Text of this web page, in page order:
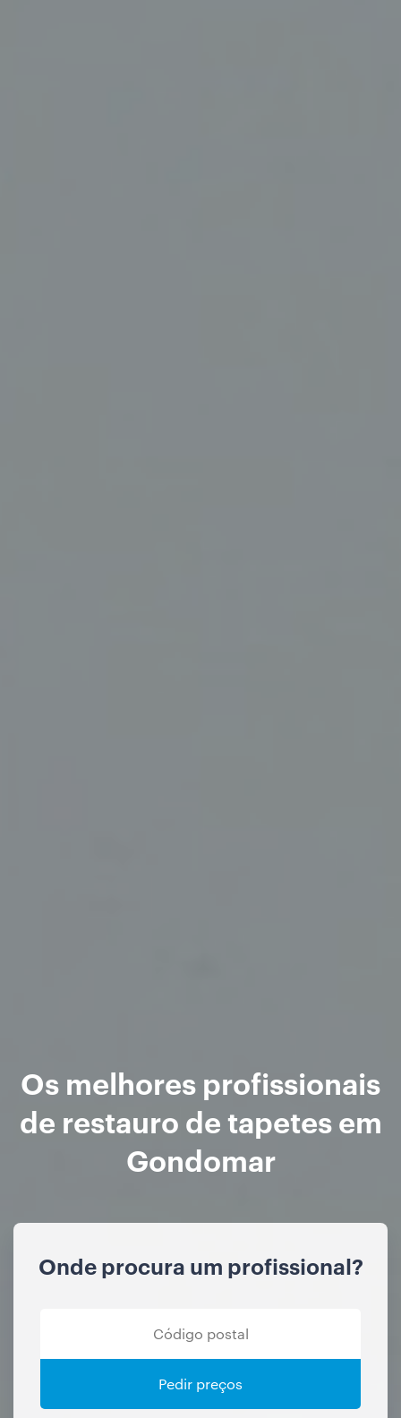
Os melhores profissionais
de restauro de tapetes em
Gondomar
Onde procura um profissional?
Pedir preços